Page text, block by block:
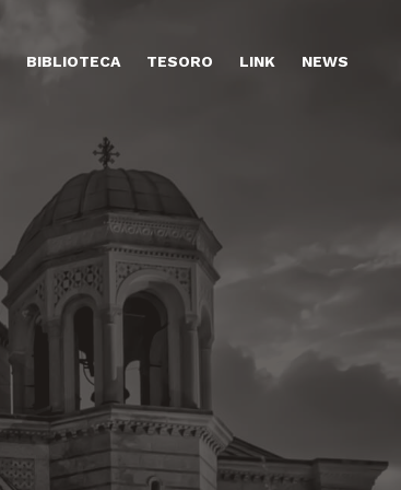
BIBLIOTECA TESORO LINK NEWS